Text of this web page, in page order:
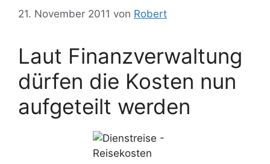
21. November 2011 von Robert
Laut Finanzverwaltung
dürfen die Kosten nun
aufgeteilt werden